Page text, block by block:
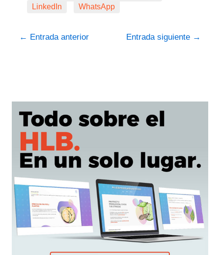
LinkedIn
WhatsApp
← Entrada anterior Entrada siguiente →